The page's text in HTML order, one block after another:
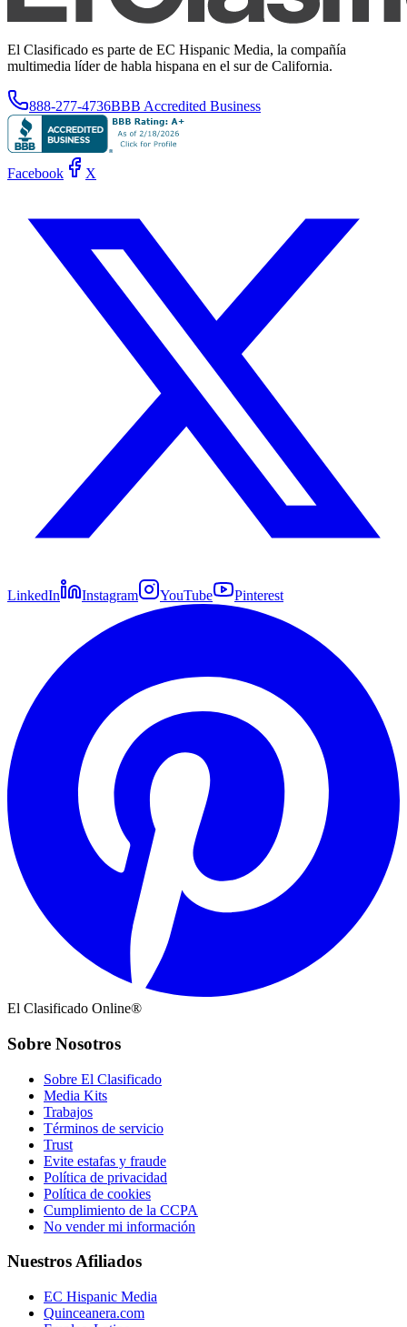
El Clasificado es parte de EC Hispanic Media, la compañía
multimedia líder de habla hispana en el sur de California.
888-277-4736BBB Accredited Business
Facebook X
LinkedIn Instagram YouTube Pinterest
El Clasificado Online®
Sobre Nosotros
Sobre El Clasificado
Media Kits
Trabajos
Términos de servicio
Trust
Evite estafas y fraude
Política de privacidad
Política de cookies
Cumplimiento de la CCPA
No vender mi información
Nuestros Afiliados
EC Hispanic Media
Quinceanera.com